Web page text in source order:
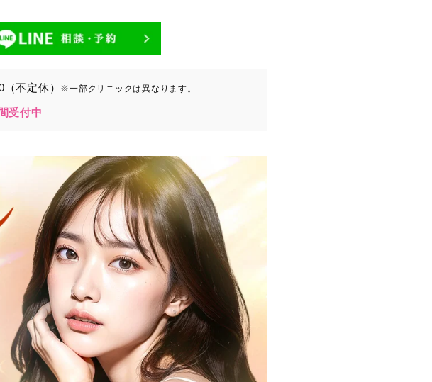
歴等に関連する情報
含みます。）
アフィリエイトサービスプロバイダ等の第三者
ける場合があります。
アフターケア対応、これらに付随する諸対応等
不定休） ※一部クリニックは異なります。
受付中